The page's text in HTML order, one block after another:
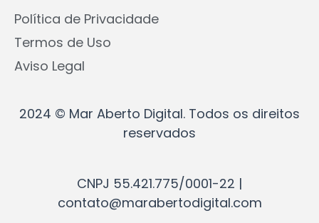
Política de Privacidade
Termos de Uso
Aviso Legal
2024 © Mar Aberto Digital. Todos os direitos
reservados
CNPJ 55.421.775/0001-22 |
contato@marabertodigital.com